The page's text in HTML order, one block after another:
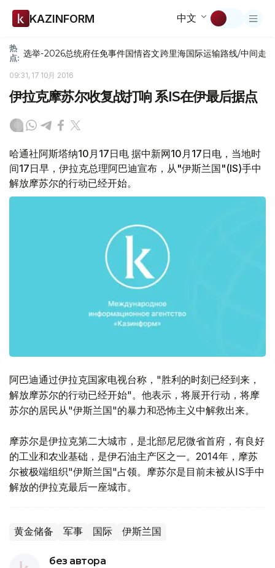
KAZINFORM 中文
热
点: 选举-2026总统府任免事件国情咨文跨里海国际运输路线/中间走廊
09:31, 17 10月 2016
伊拉克摩苏尔收复战打响 系IS在伊最后据点
哈通社阿斯塔纳10月17日电 据中新网10月17日电，当地时
间17日早，伊拉克总理阿巴迪宣布，从"伊斯兰国"(IS)手中
解放摩苏尔的行动已经开始。
阿巴迪通过伊拉克国家电视台称，"胜利的时刻已经到来，
解放摩苏尔的行动已经开始"。他表示，将展开行动，将摩
苏尔的居民从"伊斯兰国"的暴力和恐怖主义中解救出来。
摩苏尔是伊拉克第二大城市，是北部尼尼微省首府，有良好
的工业和农业基础，是伊石油主产区之一。2014年，摩苏
尔被极端组织"伊斯兰国"占领。摩苏尔是目前未被从IS手中
解放的伊拉克最后一座城市。
黄金储备 军事 国际 伊斯兰国
без автора